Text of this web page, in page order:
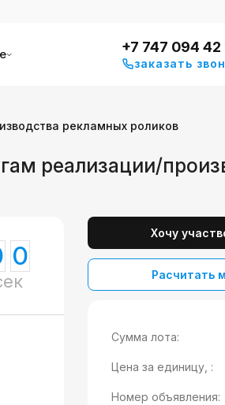
+7 747 094 42
заказать
рекламных роликов
реализации/
0
Хочу
Расчитать
Сумма лота:
Цена за единицу, :
Номер объявления: